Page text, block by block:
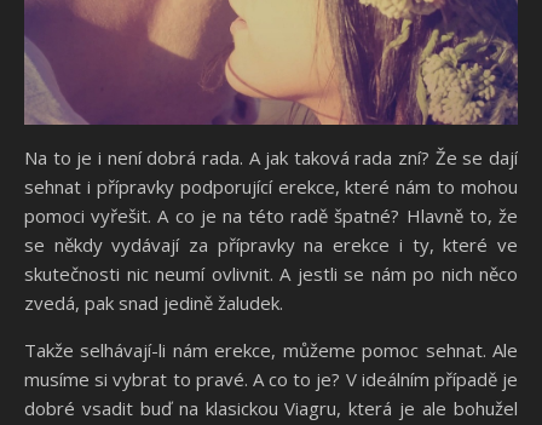
Na to je i není dobrá rada. A jak taková rada zní? Že se dají
sehnat i přípravky podporující erekce, které nám to mohou
pomoci vyřešit. A co je na této radě špatné? Hlavně to, že
se někdy vydávají za přípravky na erekce i ty, které ve
skutečnosti nic neumí ovlivnit. A jestli se nám po nich něco
zvedá, pak snad jedině žaludek.
Takže selhávají-li nám erekce, můžeme pomoc sehnat. Ale
musíme si vybrat to pravé. A co to je? V ideálním případě je
dobré vsadit buď na klasickou Viagru, která je ale bohužel